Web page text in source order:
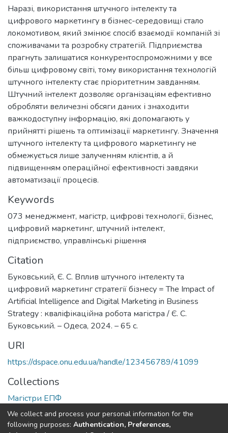
Наразі, використання штучного інтелекту та
цифрового маркетингу в бізнес-середовищі стало
локомотивом, який змінює спосіб взаємодії компаній зі
споживачами та розробку стратегій. Підприємства
прагнуть залишатися конкурентоспроможними у все
більш цифровому світі, тому використання технологій
штучного інтелекту стає пріоритетним завданням.
Штучний інтелект дозволяє організаціям ефективно
обробляти величезні обсяги даних і знаходити
важкодоступну інформацію, які допомагають у
прийнятті рішень та оптимізації маркетингу. Значення
штучного інтелекту та цифрового маркетингу не
обмежується лише залученням клієнтів, а й
підвищенням операційної ефективності завдяки
автоматизації процесів.
Keywords
073 менеджмент, магістр, цифрові технології, бізнес,
цифровий маркетинг, штучний інтелект,
підприємство, управлінські рішення
Citation
Буковський, Є. С. Вплив штучного інтелекту та
цифровий маркетинг стратегії бізнесу = The Impact of
Artificial Intelligence and Digital Marketing in Business
Strategy : кваліфікаційна робота магістра / Є. С.
Буковський. – Одеса, 2024. – 65 с.
URI
https://dspace.onu.edu.ua/handle/123456789/41099
Collections
Магістри ЕПФ
Full item page
We collect and process your personal information for the
following purposes: Authentication, Preferences,